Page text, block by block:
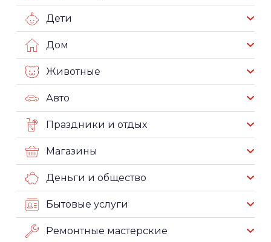
Дети
Дом
Животные
Авто
Праздники и отдых
Магазины
Деньги и общество
Бытовые услуги
Ремонтные мастерские